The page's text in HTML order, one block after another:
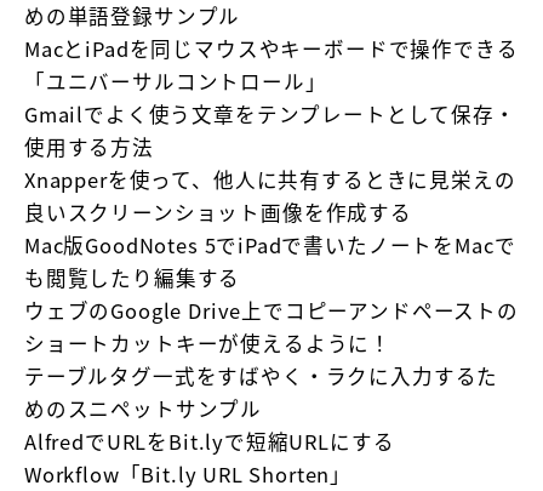
めの単語登録サンプル
MacとiPadを同じマウスやキーボードで操作できる
「ユニバーサルコントロール」
Gmailでよく使う文章をテンプレートとして保存・
使用する方法
Xnapperを使って、他人に共有するときに見栄えの
良いスクリーンショット画像を作成する
Mac版GoodNotes 5でiPadで書いたノートをMacで
も閲覧したり編集する
ウェブのGoogle Drive上でコピーアンドペーストの
ショートカットキーが使えるように！
テーブルタグ一式をすばやく・ラクに入力するた
めのスニペットサンプル
AlfredでURLをBit.lyで短縮URLにする
Workflow「Bit.ly URL Shorten」